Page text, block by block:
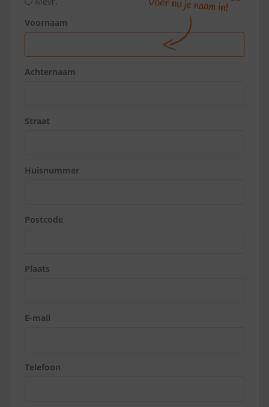
Voornaam
Achternaam
Straat
Huisnummer
Postcode
Plaats
E-mail
Telefoon